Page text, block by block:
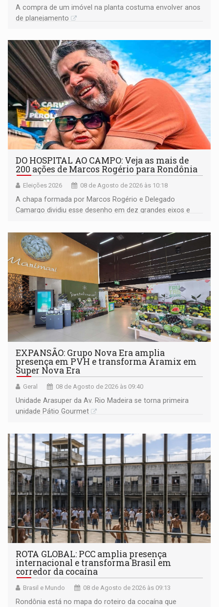
A compra de um imóvel na planta costuma envolver anos
de planejamento
DO HOSPITAL AO CAMPO: Veja as mais de
200 ações de Marcos Rogério para Rondônia
Eleições 2026 08 de Agosto de 2026 às 10:18
A chapa formada por Marcos Rogério e Delegado
Camargo dividiu esse desenho em dez grandes eixos e
EXPANSÃO: Grupo Nova Era amplia
presença em PVH e transforma Aramix em
Super Nova Era
Geral 08 de Agosto de 2026 às 09:40
Unidade Arasuper da Av. Rio Madeira se torna primeira
unidade Pátio Gourmet
ROTA GLOBAL: PCC amplia presença
internacional e transforma Brasil em
corredor da cocaína
Brasil e Mundo 08 de Agosto de 2026 às 09:13
Rondônia está no mapa do roteiro da cocaína que